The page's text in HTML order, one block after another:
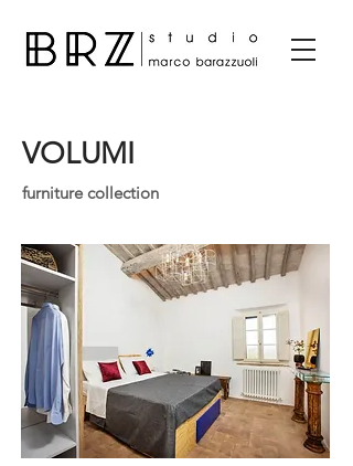
VOLUMI
furniture collection